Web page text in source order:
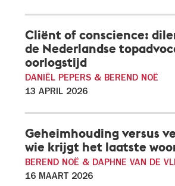
Cliënt of conscience:
de Nederlandse
oorlogstijd
DANIËL PEPERS & BEREND NOË
13 APRIL 2026
Geheimhouding versus
wie krijgt het laatste
BEREND NOË & DAPHNE VAN DE
16 MAART 2026